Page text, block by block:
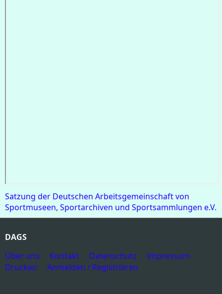
Satzung der Deutschen Arbeitsgemeinschaft von
Sportmuseen, Sportarchiven und Sportsammlungen e.V.
DAGS
Über uns
Kontakt Datenschutz
Impressum
Drucken
Anmelden / Registrieren